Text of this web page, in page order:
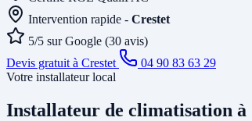
Intervention rapide - Crestet
5/5 sur Google (30 avis)
Devis gratuit à Crestet
04 90 83 63 29
Votre installateur local
Installateur de climatisation à